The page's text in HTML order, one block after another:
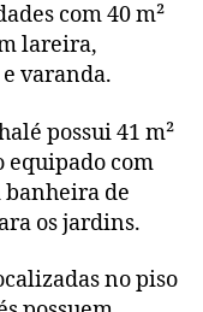
com 40 m²
lareira,
varanda.
possui 41 m²
equipado com
de
os jardins.
no piso